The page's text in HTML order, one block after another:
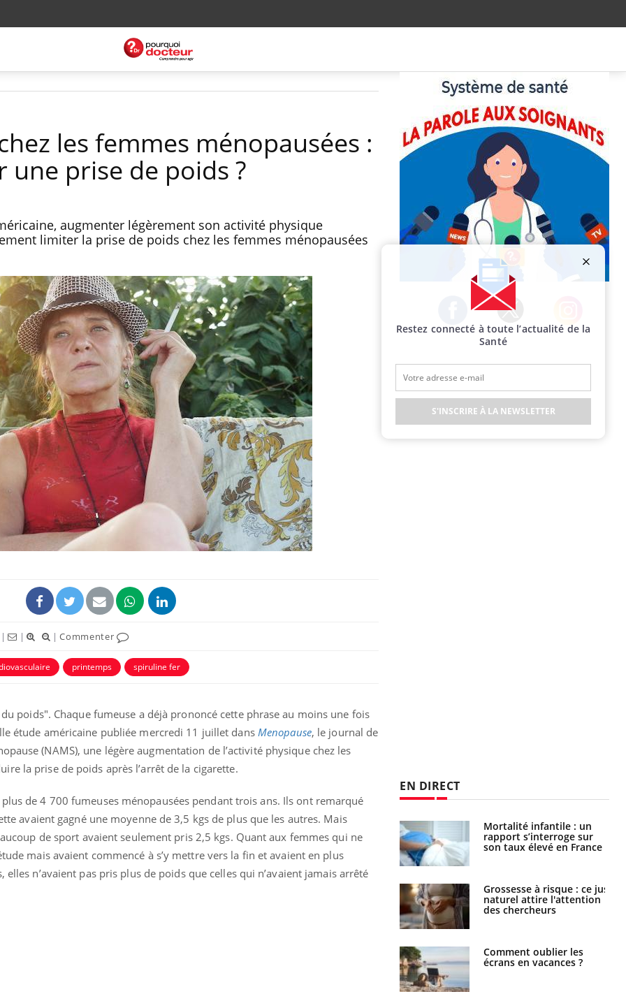
les femmes ménopausées :
prise de poids ?
augmenter légèrement son activité physique
limiter la prise de poids chez les femmes ménopausées
| | |Commenter
printemps spiruline fer
poids". Chaque fumeuse a déjà prononcé cette phrase au moins une fois
étude américaine publiée mercredi 11 juillet dans Menopause, le journal de
(NAMS), une légère augmentation de l’activité physique chez les
la prise de poids après l’arrêt de la cigarette.
de 4 700 fumeuses ménopausées pendant trois ans. Ils ont remarqué
avaient gagné une moyenne de 3,5 kgs de plus que les autres. Mais
de sport avaient seulement pris 2,5 kgs. Quant aux femmes qui ne
mais avaient commencé à s’y mettre vers la fin et avaient en plus
n’avaient pas pris plus de poids que celles qui n’avaient jamais arrêté
Facebook Twitter Instagram
EN DIRECT
Syndrome métabolique :
quels sont les meilleurs
Mortalité infantile : un
rapport s’interroge sur
son taux élevé en France
Grossesse à risque : ce jus
naturel attire l'attention
des chercheurs
Comment oublier les
écrans en vacances ?
Toujours connectés :
comment le travail
empiète de plus en plus
Cancer colorectal : une
stratégie simple aurait
changé la donne au Pays
Chikungunya, dengue,
West Nile : que se passe-
Restez connecté à toute l’actualité de la
Santé
S'INSCRIRE À LA NEWSLETTER